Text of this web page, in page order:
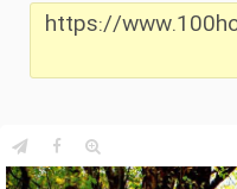
https://